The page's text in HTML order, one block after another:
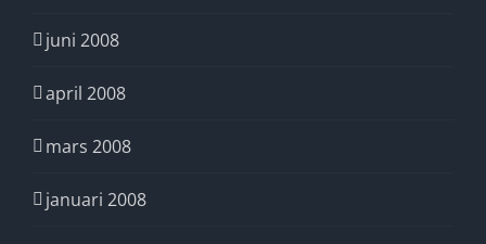
juni 2008
april 2008
mars 2008
januari 2008